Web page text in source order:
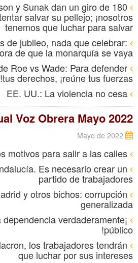
y Sunak dan un giro de 180
salvar su pellejo; ¡nosotros
tenemos que luchar para salvar
de jubileo, nada que celebrar:
de que la monarquía se vaya!
Roe vs Wade: Para defender
tus derechos, ¡reúne tus fuerzas!
Voz Obrera Mayo 2022
Es necesario crear un
partido de trabajadores
y otros bichos: corrupción
generalizada
dependencia verdaderamente
público!
los trabajadores tendrán
que luchar por sus intereses